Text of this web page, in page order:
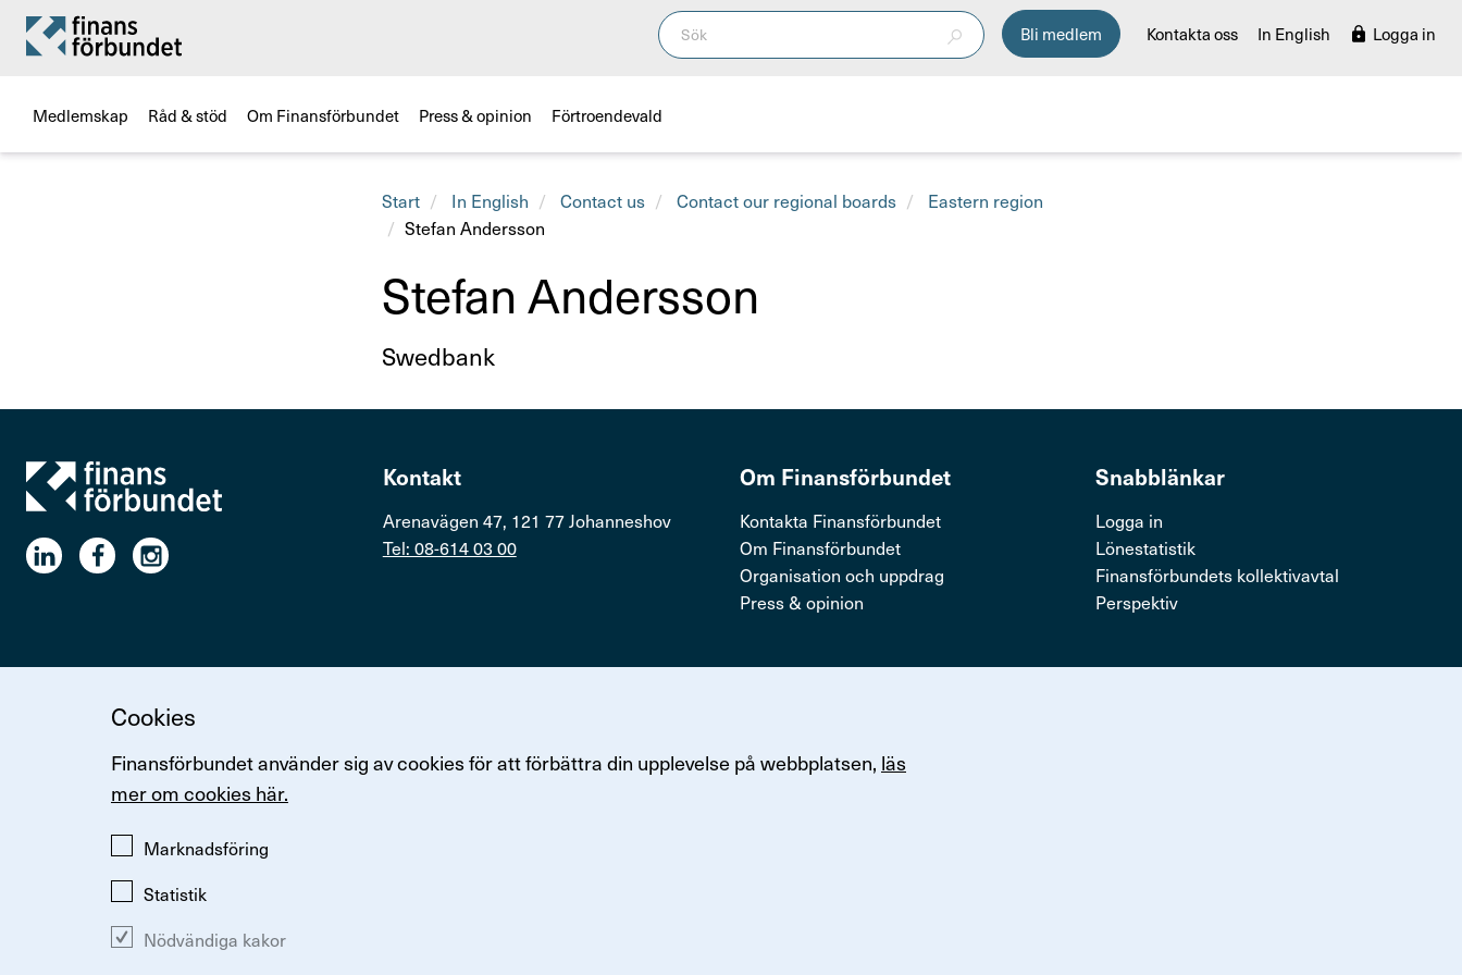
Bli medlem Kontakta oss In English Logga in
Medlemskap Råd & stöd Om Finansförbundet Press & opinion Förtroendevald
Cookies
Finansförbundet använder sig av cookies för att förbättra din upplevelse på webbplatsen, läs
mer om cookies här.
Marknadsföring
Statistik
Nödvändiga kakor
Start In English Contact us Contact our regional boards
Eastern region
Stefan Andersson
Stefan Andersson
Titel
Swed­bank
Kontakt
Arenavägen 47, 121 77 Johanneshov
Tel: 08-614 03 00
Om Finans­för­bundet
Kontakta Finansförbundet
Om Finansförbundet
Organisation och uppdrag
Press & opinion
Snabb­länkar
Logga in
Lönestatistik
Finansförbundets kollektivavtal
Perspektiv
Ändra inställningar för kakor